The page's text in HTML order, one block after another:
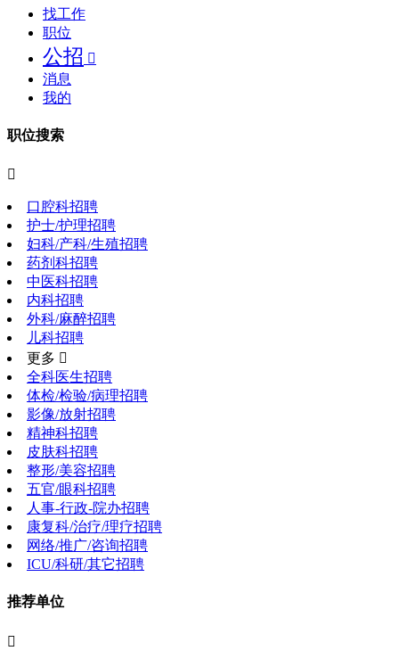
找工作
职位
公招 
消息
我的
职位搜索

口腔科招聘
护士/护理招聘
妇科/产科/生殖招聘
药剂科招聘
中医科招聘
内科招聘
外科/麻醉招聘
儿科招聘
更多 
全科医生招聘
体检/检验/病理招聘
影像/放射招聘
精神科招聘
皮肤科招聘
整形/美容招聘
五官/眼科招聘
人事-行政-院办招聘
康复科/治疗/理疗招聘
网络/推广/咨询招聘
ICU/科研/其它招聘
推荐单位
